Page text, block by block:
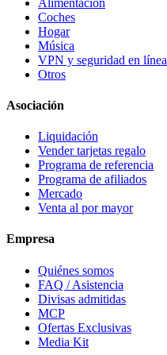
Coches
Hogar
Música
VPN y seguridad en línea
Otros
Asociación
Liquidación
Vender tarjetas regalo
Programa de referencia
Programa de afiliados
Mercado
Venta al por mayor
Empresa
Quiénes somos
FAQ / Asistencia
Divisas admitidas
MCP
Ofertas Exclusivas
Media Kit